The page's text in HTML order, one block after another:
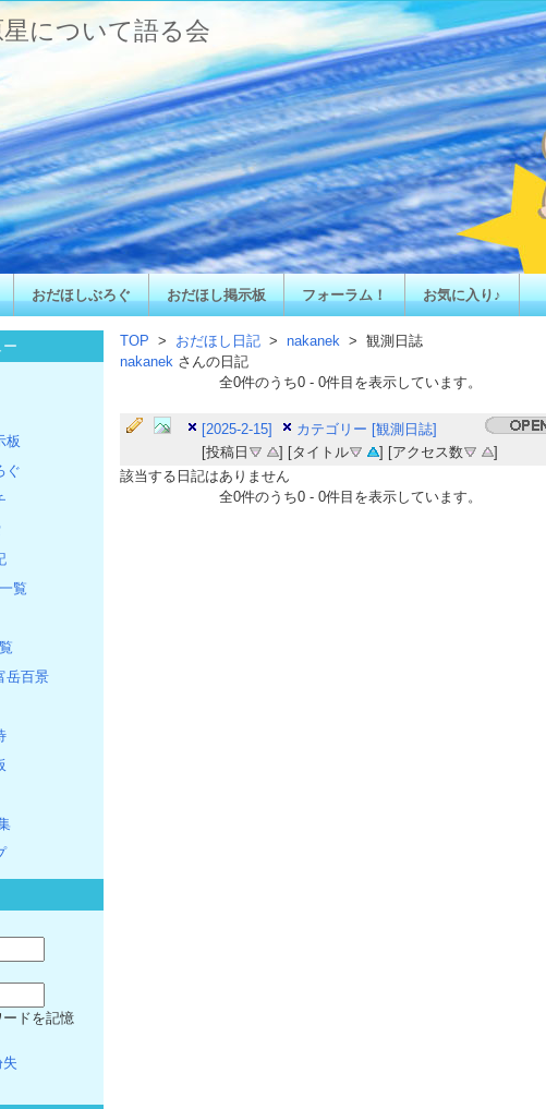
について語る会
おだほしぶろぐ おだほし掲示板 フォーラム！ お気に入り♪
TOP > おだほし日記 > nakanek > 観測日誌
nakanek さんの日記
全0件のうち0- 0件目を表示しています。
[2025-2-15]
カテゴリー [観測日誌]
[投稿日
] [タイトル ] [アクセス数
]
該当する日記はありません
全0件のうち0- 0件目を表示しています。
ー
板
ぐ
覧
岳百景
ードを記憶